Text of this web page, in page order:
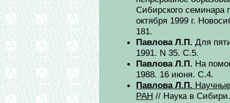
Сибирского семинара
октября 1999 г.
181.
Павлова Л.П. Для
1991. N 35. С.5.
Павлова Л.П. На
1988. 16 июня. С.4.
Павлова Л.П.
РАН // Наука в